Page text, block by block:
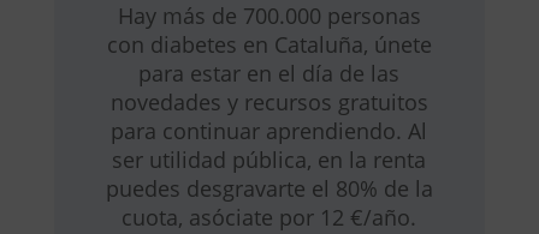
Hay más de 700.000 personas
con diabetes en Cataluña, únete
para estar en el día de las
novedades y recursos gratuitos
para continuar aprendiendo. Al
ser utilidad pública, en la renta
puedes desgravarte el 80% de la
cuota, asóciate por 12 €/año.